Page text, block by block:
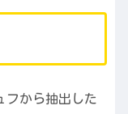
フから抽出した